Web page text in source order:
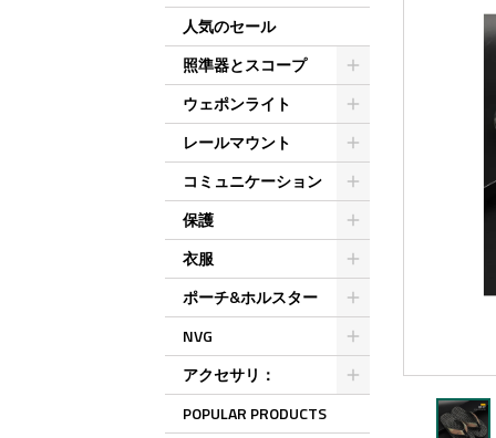
人気のセール
照準器とスコープ
ウェポンライト
レールマウント
コミュニケーション
保護
衣服
ポーチ&ホルスター
NVG
アクセサリ：
POPULAR PRODUCTS